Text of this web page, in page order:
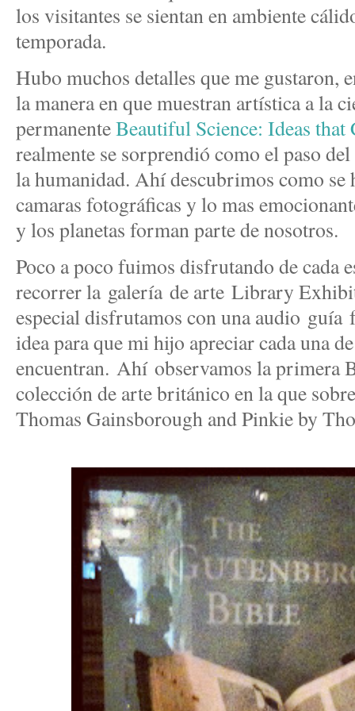
los visitantes se sientan en ambiente
temporada.
Hubo muchos detalles que me gustaron,
la manera en que muestran artística a la
permanenteBeautiful Science: Ideas that
realmente se sorprendió como el paso
la humanidad. Ahí descubrimos como
camaras fotográficas y lo mas
y los planetas forman parte de nosotros.
Poco a poco fuimos disfrutando de cada
recorrer la galería de arte Library
especial disfrutamos con una audio guía
idea para que mi hijo apreciar cada una
encuentran. Ahí observamos la primera
colección de arte británico en la que
Thomas Gainsborough and Pinkie by